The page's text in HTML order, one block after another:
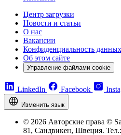
Центр загрузки
Новости и статьи
О нас
Вакансии
Конфиденциальность данных
Об этом сайте
Управление файлами cookie
LinkedIn Facebook
Изменить язык
© 2026 Авторские права ©
81, Сандвикен, Швеция.